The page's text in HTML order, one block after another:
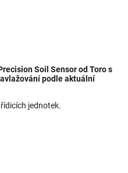
Soil Sensor od Toro s
podle aktuální
jednotek.